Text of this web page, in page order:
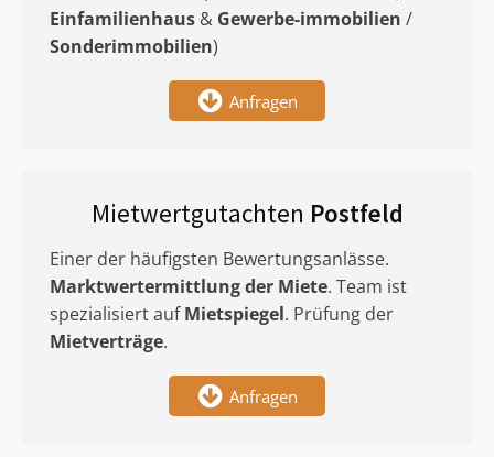
Einfamilienhaus & Gewerbe-immobilien /
Sonderimmobilien)
Anfragen
Mietwertgutachten Postfeld
Einer der häufigsten Bewertungsanlässe.
Marktwertermittlungder Miete. Team ist
spezialisiert aufMietspiegel. Prüfung der
Mietverträge.
Anfragen